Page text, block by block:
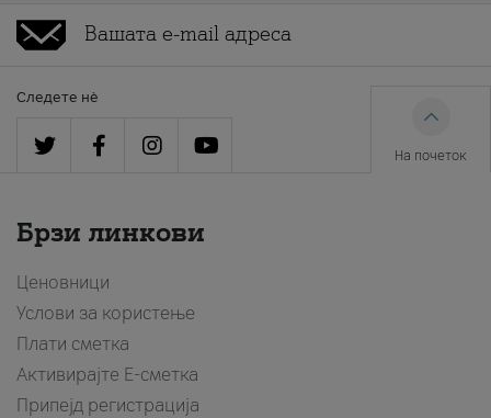
Следете нè
На почеток
Брзи линкови
Ценовници
Услови за користење
Плати сметка
Активирајте Е-сметка
Припејд регистрација